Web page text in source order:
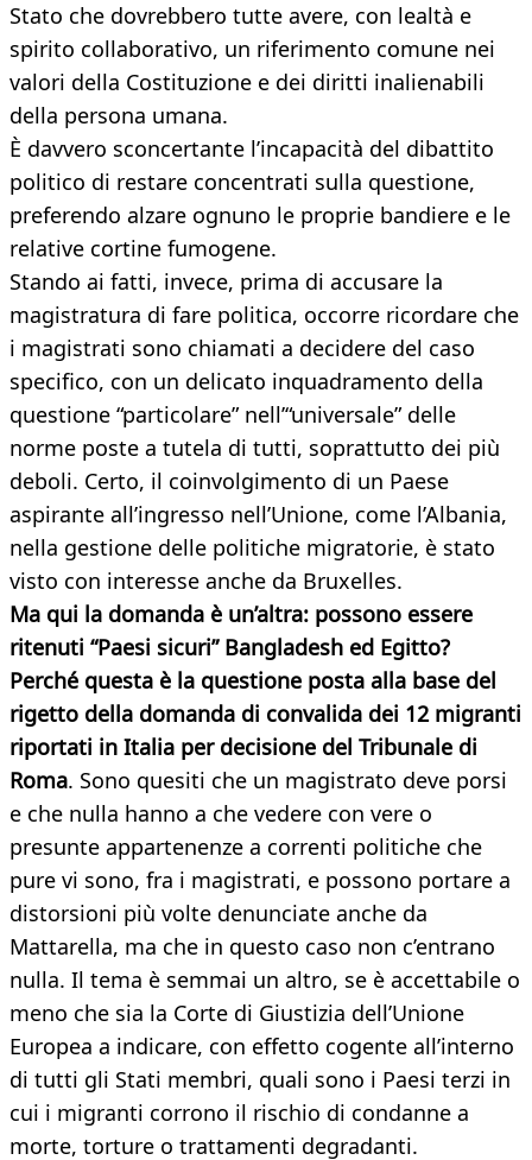
Stato che dovrebbero tutte avere, con lealtà e
spirito collaborativo, un riferimento comune nei
valori della Costituzione e dei diritti inalienabili
della persona umana.
È davvero sconcertante l’incapacità del dibattito
politico di restare concentrati sulla questione,
preferendo alzare ognuno le proprie bandiere e le
relative cortine fumogene.
Stando ai fatti, invece, prima di accusare la
magistratura di fare politica, occorre ricordare che
i magistrati sono chiamati a decidere del caso
specifico, con un delicato inquadramento della
questione “particolare” nell’“universale” delle
norme poste a tutela di tutti, soprattutto dei più
deboli. Certo, il coinvolgimento di un Paese
aspirante all’ingresso nell’Unione, come l’Albania,
nella gestione delle politiche migratorie, è stato
visto con interesse anche da Bruxelles.
Ma qui la domanda è un’altra: possono essere
ritenuti “Paesi sicuri” Bangladesh ed Egitto?
Perché questa è la questione posta alla base del
rigetto della domanda di convalida dei 12 migranti
riportati in Italia per decisione del Tribunale di
Roma. Sono quesiti che un magistrato deve porsi
e che nulla hanno a che vedere con vere o
presunte appartenenze a correnti politiche che
pure vi sono, fra i magistrati, e possono portare a
distorsioni più volte denunciate anche da
Mattarella, ma che in questo caso non c’entrano
nulla. Il tema è semmai un altro, se è accettabile o
meno che sia la Corte di Giustizia dell’Unione
Europea a indicare, con effetto cogente all’interno
di tutti gli Stati membri, quali sono i Paesi terzi in
cui i migranti corrono il rischio di condanne a
morte, torture o trattamenti degradanti.